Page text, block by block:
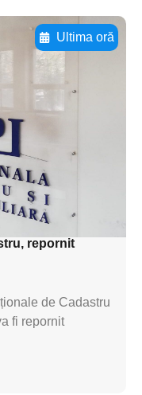
Ultima oră
pentru
repornit
de Cadastru
fi repornit